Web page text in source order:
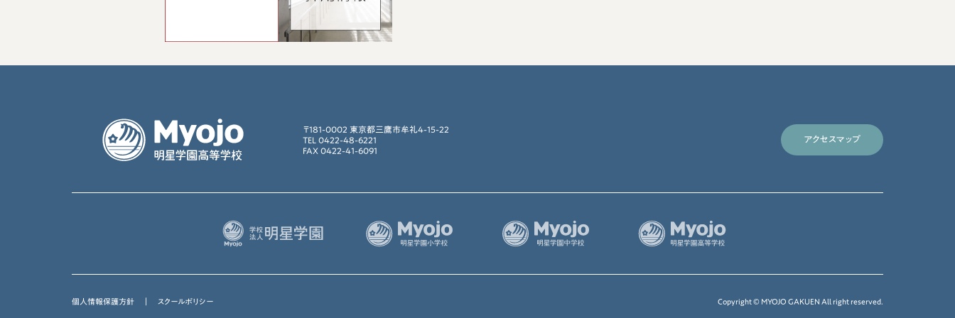
〒181-0002 東京都三鷹市牟礼4-15-22
TEL 0422-48-6221
FAX 0422-41-6091
アクセスマップ
個人情報保護方針｜ スクールポリシー Copyright © MYOJO GAKUEN All right reserved.